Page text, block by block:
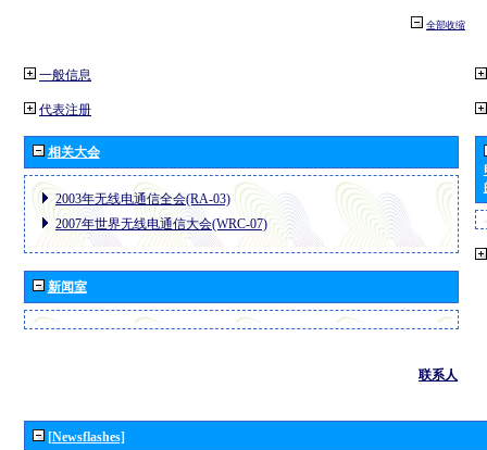
全部收缩
一般信息
代表注册
相关大会
2003年无线电通信全会(RA-03)
2007年世界无线电通信大会(WRC-07)
新闻室
联系人
[Newsflashes]